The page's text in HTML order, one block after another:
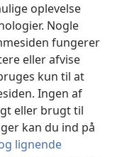
oplevelse
Nogle
fungerer
eller afvise
kun til at
Ingen af
eller brugt til
kan du ind på
lignende